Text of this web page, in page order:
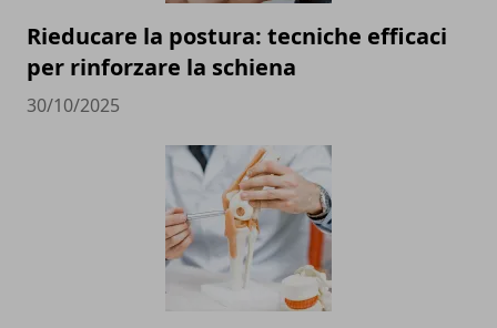
Rieducare la postura: tecniche efficaci
per rinforzare la schiena
30/10/2025